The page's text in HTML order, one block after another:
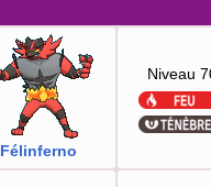
Félinferno
Niveau